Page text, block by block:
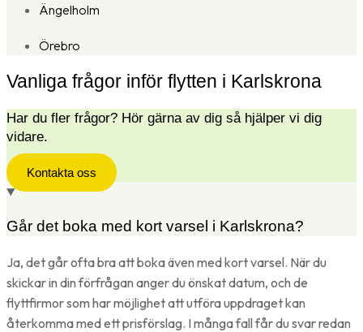
Ängelholm
Örebro
Vanliga frågor inför flytten i Karlskrona
Har du fler frågor? Hör gärna av dig så hjälper vi dig
vidare.
Kontakta oss
Går det boka med kort varsel i Karlskrona?
Ja, det går ofta bra att boka även med kort varsel. När du
skickar in din förfrågan anger du önskat datum, och de
flyttfirmor som har möjlighet att utföra uppdraget kan
återkomma med ett prisförslag. I många fall får du svar redan